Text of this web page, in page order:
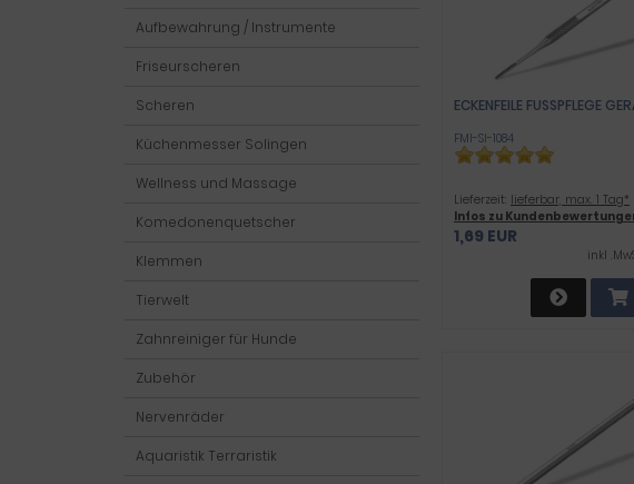
ECKENFEILE FUSSPFLEGE
FMI-SI-1084
Lieferzeit: lieferbar, max. 1 Tag*
Infos zu
1,69 EUR
inkl
Aufbewahrung / Instrumente
Friseurscheren
Scheren
Küchenmesser Solingen
Wellness und Massage
Komedonenquetscher
Klemmen
Tierwelt
Zahnreiniger für Hunde
Zubehör
Nervenräder
Aquaristik Terraristik